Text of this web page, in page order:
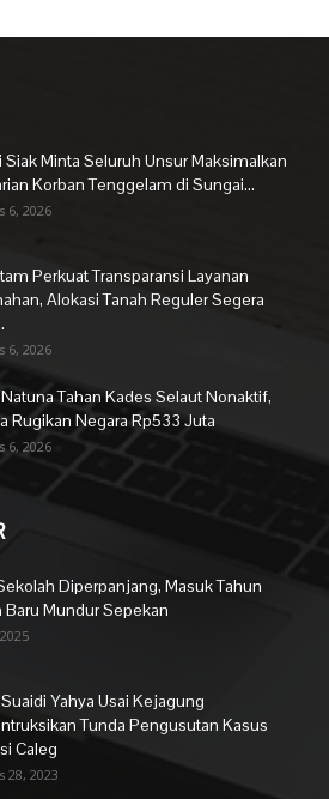
Siak Minta Seluruh Unsur Maksimalkan
Korban Tenggelam di Sungai...
6, 2026
Perkuat Transparansi Layanan
Alokasi Tanah Reguler Segera
6, 2026
Tahan Kades Selaut Nonaktif,
Rugikan Negara Rp533 Juta
6, 2026
Diperpanjang, Masuk Tahun
Baru Mundur Sepekan
Yahya Usai Kejagung
Tunda Pengusutan Kasus
Caleg
28, 2023